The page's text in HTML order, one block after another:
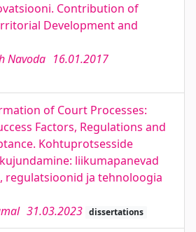
Contribution of
Development and
Navoda 16.01.2017
of Court Processes:
Factors, Regulations and
Kohtuprotsesside
liikumapanevad
regulatsioonid ja tehnoloogia
31.03.2023 dissertations